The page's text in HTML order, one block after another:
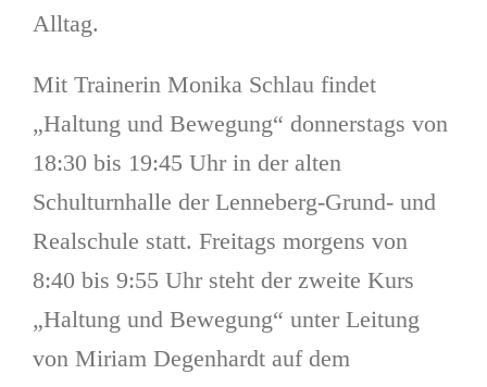
Alltag.
Mit Trainerin Monika Schlau findet
„Haltung und Bewegung“ donnerstags von
18:30 bis 19:45 Uhr in der alten
Schulturnhalle der Lenneberg-Grund- und
Realschule statt. Freitags morgens von
8:40 bis 9:55 Uhr steht der zweite Kurs
„Haltung und Bewegung“ unter Leitung
von Miriam Degenhardt auf dem